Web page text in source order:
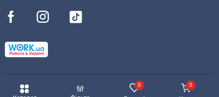
© 2026 MealTime
Мапа сайту
0 0